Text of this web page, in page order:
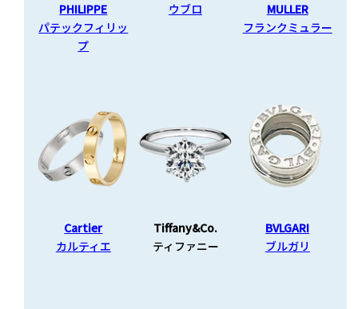
PHILIPPE
パテックフィリッ
プ
ウブロ
MULLER
フランクミュラー
Cartier
カルティエ
Tiffany&Co.
ティファニー
BVLGARI
ブルガリ